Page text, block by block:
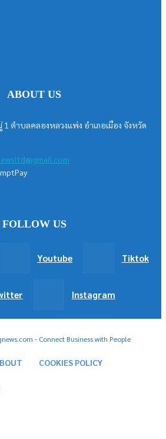
ABOUT US
ตำบลคลองหลวงแพ่ง อำเภอเมือง จังหวัด
FOLLOW US
Youtube Tiktok
Instagram
- Connect Business with People
COOKIES POLICY